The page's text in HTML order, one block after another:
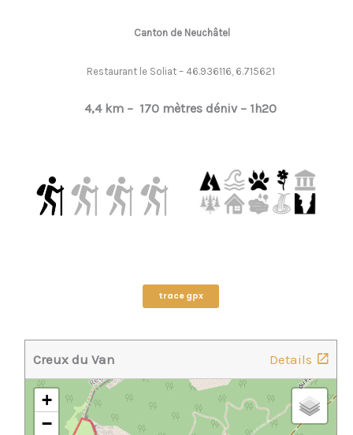
Canton de Neuchâtel
Restaurant le Soliat – 46.936116, 6.715621
4,4 km – 170 mètres déniv – 1h20
trace gpx
Details
Creux du Van
+
−